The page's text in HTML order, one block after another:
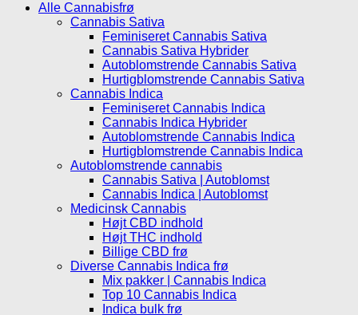
Alle Cannabisfrø
Cannabis Sativa
Feminiseret Cannabis Sativa
Cannabis Sativa Hybrider
Autoblomstrende Cannabis Sativa
Hurtigblomstrende Cannabis Sativa
Cannabis Indica
Feminiseret Cannabis Indica
Cannabis Indica Hybrider
Autoblomstrende Cannabis Indica
Hurtigblomstrende Cannabis Indica
Autoblomstrende cannabis
Cannabis Sativa | Autoblomst
Cannabis Indica | Autoblomst
Medicinsk Cannabis
Højt CBD indhold
Højt THC indhold
Billige CBD frø
Diverse Cannabis Indica frø
Mix pakker | Cannabis Indica
Top 10 Cannabis Indica
Indica bulk frø